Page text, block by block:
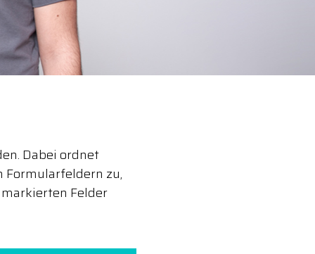
Dabei ordnet
zu,
markierten Felder